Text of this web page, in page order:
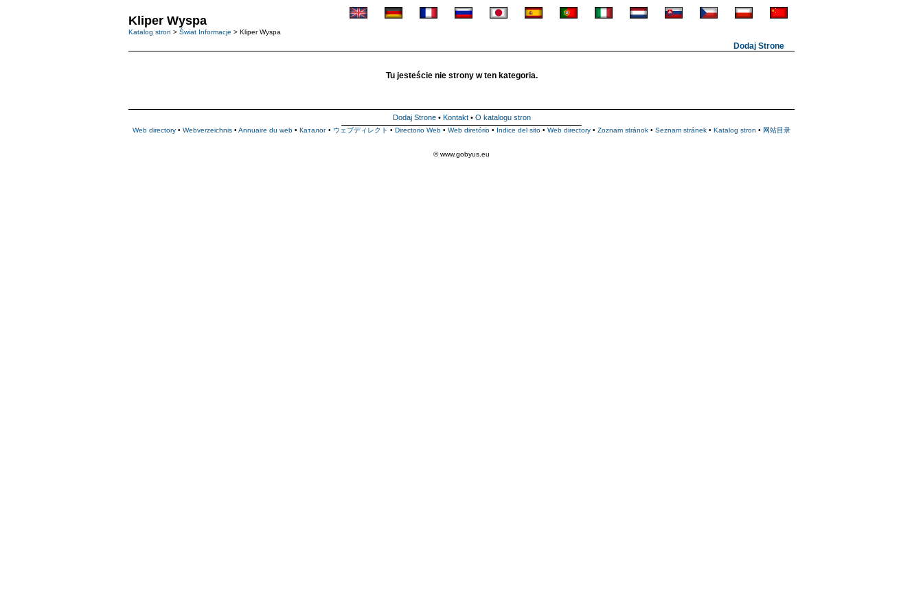
Kliper Wyspa
Katalog stron > Świat Informacje > Kliper Wyspa
Dodaj Strone
Tu jesteście nie strony w ten kategoria.
Dodaj Strone• Kontakt• O katalogu stron
Web directory • Webverzeichnis • Annuaire du web • Каталог • ウェブディレクト • Directorio Web • Web diretório • Indice del sito • Web directory • Zoznam stránok • Seznam stránek • Katalog stron • 网站目录
© www.gobyus.eu